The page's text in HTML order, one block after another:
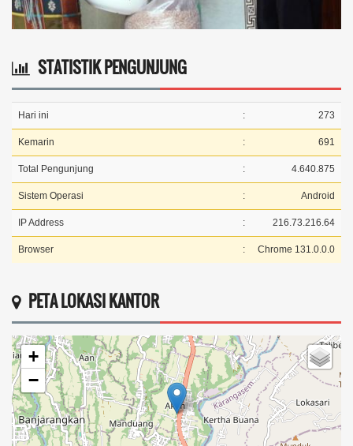
STATISTIK PENGUNJUNG
Hari ini : 273
Kemarin : 691
Total Pengunjung : 4.640.875
Sistem Operasi : Android
IP Address : 216.73.216.64
Browser : Chrome 131.0.0.0
PETA LOKASI KANTOR
+
−